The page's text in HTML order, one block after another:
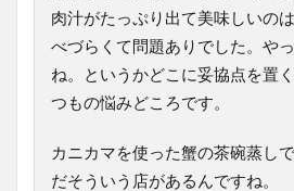
肉汁がたっぷり出て美味しいの
べづらくて問題ありでした。や
ね。というかどこに妥協点を置
つもの悩みどころです。
カニカマを使った蟹の茶碗蒸し
だそういう店があるんですね。